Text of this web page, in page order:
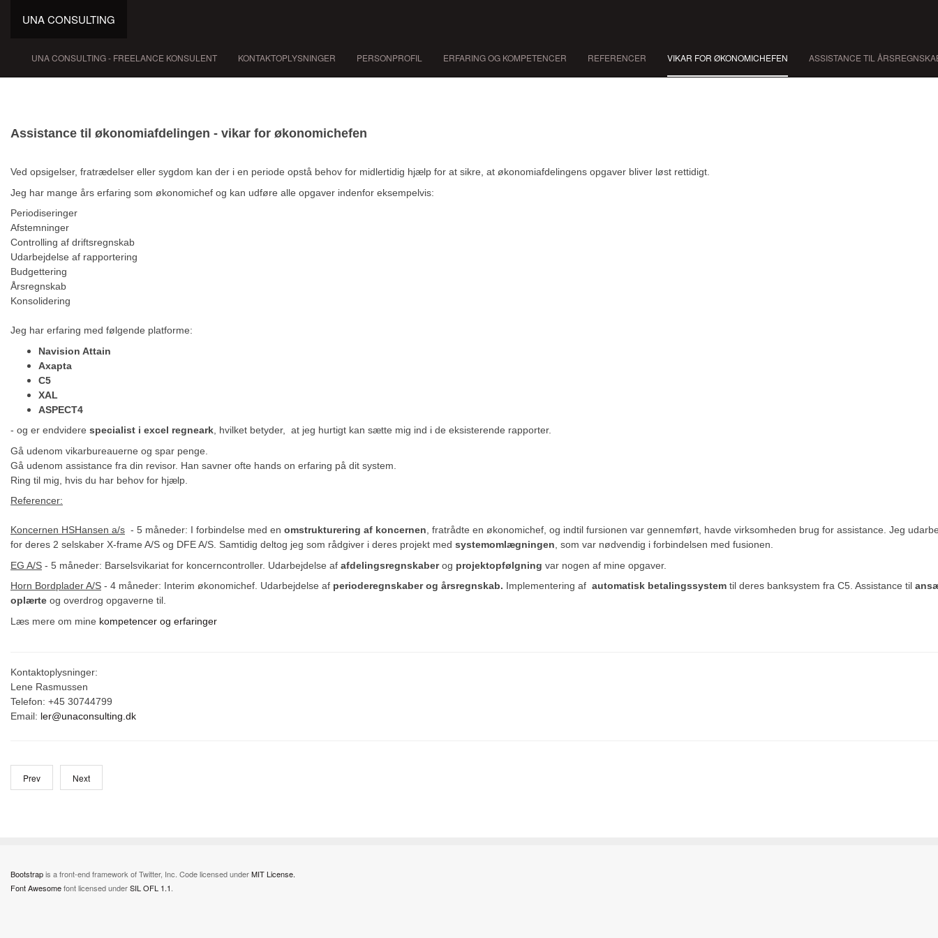
UNA CONSULTING
UNA CONSULTING - FREELANCE KONSULENT KONTAKTOPLYSNINGER PERSONPROFIL ERFARING OG KOMPETENCER REFERENCER VIKAR FOR ØKONOMICHEFEN
ASSISTANCE TIL
Assistance til økonomiafdelingen - vikar for økonomichefen
Ved opsigelser, fratrædelser eller sygdom kan der i en periode opstå behov for midlertidig hjælp for at sikre, at økonomiafdelingens opgaver bliver løst rettidigt.
Jeg har mange års erfaring som økonomichef og kan udføre alle opgaver indenfor eksempelvis:
Periodiseringer
Afstemninger
Controlling af driftsregnskab
Udarbejdelse af rapportering
Budgettering
Årsregnskab
Konsolidering
Jeg har erfaring med følgende platforme:
Navision Attain
Axapta
C5
XAL
ASPECT4
- og er endvidere specialist i excel regneark , hvilket betyder, at jeg hurtigt kan sætte mig ind i de eksisterende rapporter.
Gå udenom vikarbureauerne og spar penge.
Gå udenom assistance fra din revisor. Han savner ofte hands on erfaring på dit system.
Ring til mig, hvis du har behov for hjælp.
Referencer:
Koncernen HSHansen a/s - 5 måneder: I forbindelse med en omstrukturering af koncernen , fratrådte en økonomichef, og indtil fursionen var gennemført, havde virksomheden brug for assistance. Jeg
for deres 2 selskaber X-frame A/S og DFE A/S. Samtidig deltog jeg som rådgiver i deres projekt med systemomlægningen , som var nødvendig i forbindelsen med fusionen.
EG A/S - 5 måneder: Barselsvikariat for koncerncontroller. Udarbejdelse af afdelingsregnskaberog projektopfølgning var nogen af mine opgaver.
Horn Bordplader A/S - 4 måneder: Interim økonomichef. Udarbejdelse af perioderegnskaber og årsregnskab. Implementering af automatisk betalingssystem til deres banksystem fra C5. Assistance til
oplærte og overdrog opgaverne til.
Læs mere om mine kompetencer og erfaringer
Kontaktoplysninger:
Lene Rasmussen
Telefon: +45 30744799
Email: ler@unaconsulting.dk
Prev Next
Bootstrapis a front-end framework of Twitter, Inc. Code licensed underMIT License.
Font Awesomefont licensed underSIL OFL 1.1